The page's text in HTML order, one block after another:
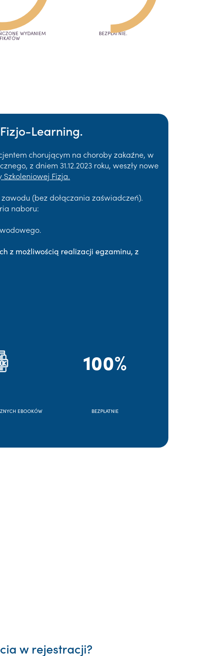
WYDANIEM BEZPŁATNIE.
Learning.
chorującym na choroby zakaźne, w
z dniem 31.12.2023 roku, weszły nowe
Fizja.
(bez dołączania zaświadczeń).
naboru:
z możliwością realizacji egzaminu, z
EBOOKÓW
100%
BEZPŁATNIE
w rejestracji?